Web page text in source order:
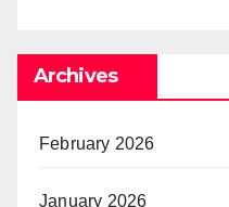
Archives
February 2026
January 2026